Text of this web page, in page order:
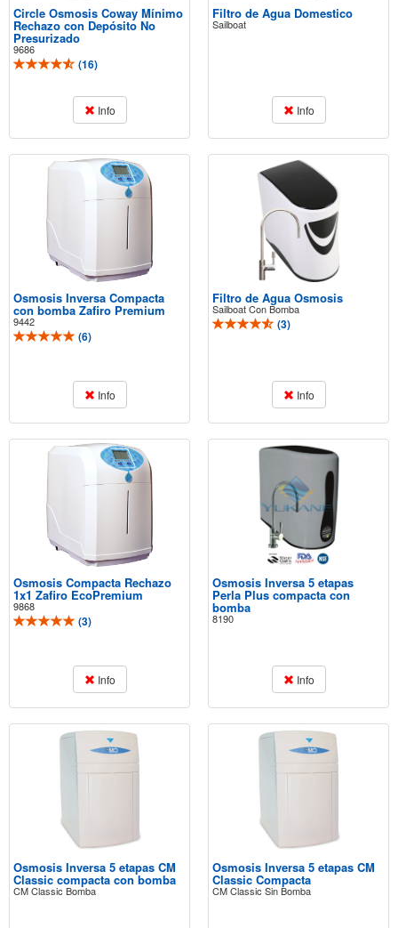
Circle Osmosis Coway Mínimo
Rechazo con Depósito No
Presurizado
9686
(16)
Info
Filtro de Agua Domestico
Sailboat
Info
Osmosis Inversa Compacta
con bomba Zafiro Premium
9442
(6)
Info
Filtro de Agua Osmosis
Sailboat Con Bomba
(3)
Info
Osmosis Compacta Rechazo
1x1 Zafiro EcoPremium
9868
(3)
Info
Osmosis Inversa 5 etapas
Perla Plus compacta con
bomba
8190
Info
Osmosis Inversa 5 etapas CM
Classic compacta con bomba
CM Classic Bomba
Osmosis Inversa 5 etapas CM
Classic Compacta
CM Classic Sin Bomba